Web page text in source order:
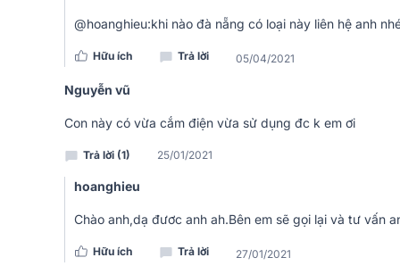
Ngoài ra, loa Sansui SG6-08 được thiết kế thêm
bảng mạch loa, không che chắn điều khiển, luôn
Đánh giá chất lượng loa kéo di động Sansui
Hệ thống củ loa cao cấp
Loa Sansui SG6-08 được trang bị toàn bộ hệ thống
cấp, được tuyển chọn kỹ càng. Gồm có 1 củ bass
tượng.
Người dùng có thể sử dụng loa với nhiều mục đích
@hoanghieu:khi nào đà nẵng có loại này liên hệ anh
Hữu ích Trả lời 05/04/2021
Nguyễn vũ
Con này có vừa cắm điện vừa sử dụng đc k em ơi
Trả lời (1) 25/01/2021
hoanghieu
Chào anh,dạ đươc anh ah.Bên em sẽ gọi lại và tư vấn
Hữu ích Trả lời 27/01/2021